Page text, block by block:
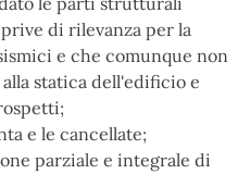
di rilevanza per la
e che comunque non
statica dell'edificio e
e le cancellate;
parziale e integrale di